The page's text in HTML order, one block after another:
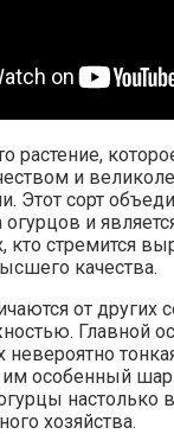
растение,
и
Этот сорт
огурцов и
кто стремится
качества.
от других
Главной
невероятно
им особенный
настолько
хозяйства.